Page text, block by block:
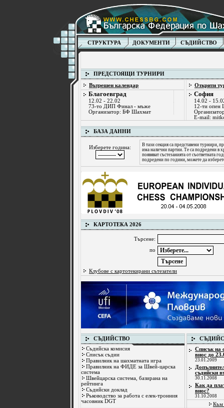
СТРУКТУРА ДОКУМЕНТИ СЪДИЙСТВО
ПРЕДСТОЯЩИ ТУРНИРИ
Вътрешен календар
Благоевград
12.02 - 22.02
73-то ДИП Финал - мъже
Организатор: БФ Шахмат
Открити
София
14.02 -
12-ти опен
E-mail:
БАЗА ДАННИ
Изберете година:
В тази секция са представени турнири,
има налични партии. Те са подредени в
появяват състезанията от съответната
подредени по години, можете да
КАРТОТЕКА 2026
Търсене:
по
Клубове с картотекирани сътезатели
СЪДИЙСТВО
Съдийска комисия
Списък съдии
Правилник на шахматната игра
Правилник на ФИДЕ за Швей-царска
система
Швейцарска система, базирана на
рейтинга
Съдийски доклад
Ръководство за работа с елек-тронния
часовник DGT
Списък на
внос до
23.01.2009
съдийски
30.11.2008
Как да
внос?
31.10.2008
Към